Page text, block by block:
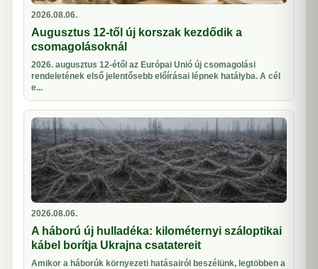
2026.08.06.
Augusztus 12-től új korszak kezdődik a
csomagolásoknál
2026. augusztus 12-étől az Európai Unió új csomagolási
rendeletének első jelentősebb előírásai lépnek hatályba. A cél
e...
2026.08.06.
A háború új hulladéka: kilométernyi száloptikai
kábel borítja Ukrajna csatatereit
Amikor a háborúk környezeti hatásairól beszélünk, legtöbben a